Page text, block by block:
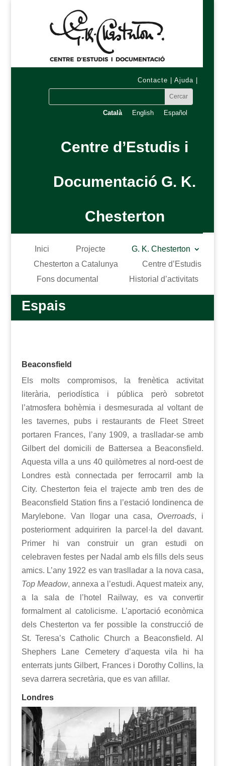
Contacte | Ajuda |
Català English Español
Centre d’Estudis i
Documentació G. K.
Chesterton
Inici Projecte
G. K. Chesterton
Chesterton a Catalunya
Centre d’Estudis
Fons documental
Historial d’activitats
Espais
Beaconsfield
Els molts compromisos, la frenètica activitat
literària, periodística i pública però sobretot
l’atmosfera bohèmia i desmesurada al voltant de
les tavernes, pubs i restaurants de Fleet Street
portaren Frances, l’any 1909, a traslladar-se amb
Gilbert del domicili de Battersea a Beaconsfield.
Aquesta villa a uns 40 quilòmetres al nord-oest de
Londres està connectada per ferrocarril amb la
City. Chesterton feia el trajecte amb tren des de
Beaconsfield Station fins a l’estació londinenca de
Marylebone. Van llogar una casa, Overroads, i
posteriorment adquiriren la parcel·la del davant.
Primer hi van construir un gran estudi on
celebraven festes per Nadal amb els fills dels seus
amics. L’any 1922 es van traslladar a la nova casa,
Top Meadow, annexa a l’estudi. Aquest mateix any,
a la sala de l’hotel Railway, es va convertir
formalment al catolicisme. L’aportació econòmica
dels Chesterton va fer possible la construcció de
St. Teresa’s Catholic Church a Beaconsfield. Al
Shephers Lane Cemetery d’aquesta vila hi ha
enterrats junts Gilbert, Frances i Dorothy Collins, la
seva darrera secretària, que es van afillar.
Londres